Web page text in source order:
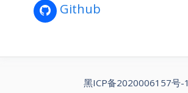
Github
黑ICP备2020006157号-1